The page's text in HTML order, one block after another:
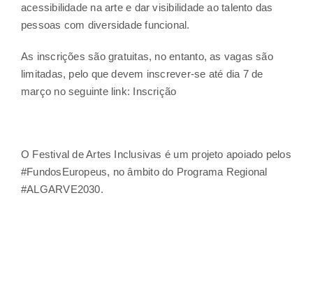
acessibilidade na arte e dar visibilidade ao talento das
pessoas com diversidade funcional.
As inscrições são gratuitas, no entanto, as vagas são
limitadas, pelo que devem inscrever-se até dia 7 de
março no seguinte link: Inscrição
O Festival de Artes Inclusivas é um projeto apoiado pelos
#FundosEuropeus, no âmbito do Programa Regional
#ALGARVE2030.